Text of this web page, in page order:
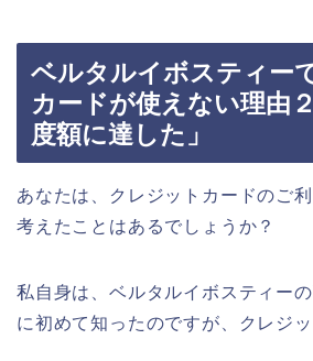
ベルタルイボスティー
カードが使えない理由
度額に達した」
あなたは、クレジットカードのご
考えたことはあるでしょうか？
私自身は、ベルタルイボスティー
に初めて知ったのですが、クレジッ